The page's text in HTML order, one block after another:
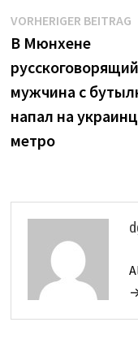
Beitrags-
Navigation
VORHERIGER BEITRAG
В Мюнхене
русскоговорящий
мужчина с
напал на
метро